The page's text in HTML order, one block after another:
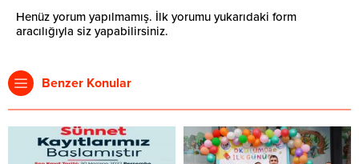
Henüz yorum yapılmamış. İlk yorumu yukarıdaki form
aracılığıyla siz yapabilirsiniz.
Benzer Konular